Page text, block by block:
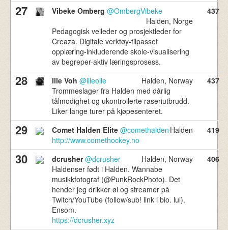
27 Vibeke Omberg @OmbergVibeke
Halden, Norge
Pedagogisk veileder og prosjektleder for
Creaza. Digitale verktøy-tilpasset
opplæring-inkluderende skole-visualisering
av begreper-aktiv læringsprosess.
437
28 Ille Voh @illeolle
Halden, Norway
Trommeslager fra Halden med dårlig
tålmodighet og ukontrollerte raseriutbrudd.
Liker lange turer på kjøpesenteret.
437
29 Comet Halden Elite @comethalden Halden
http://www.comethockey.no
419
30 dcrusher @dcrusher
Halden, Norway
Haldenser født i Halden. Wannabe
musikkfotograf (@PunkRockPhoto). Det
hender jeg drikker øl og streamer på
Twitch/YouTube (follow/sub! link i bio. lul).
Ensom.
https://dcrusher.xyz
406